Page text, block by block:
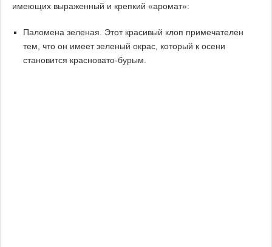
имеющих выраженный и крепкий «аромат»:
Паломена зеленая. Этот красивый клоп примечателен
тем, что он имеет зеленый окрас, который к осени
становится красновато-бурым.